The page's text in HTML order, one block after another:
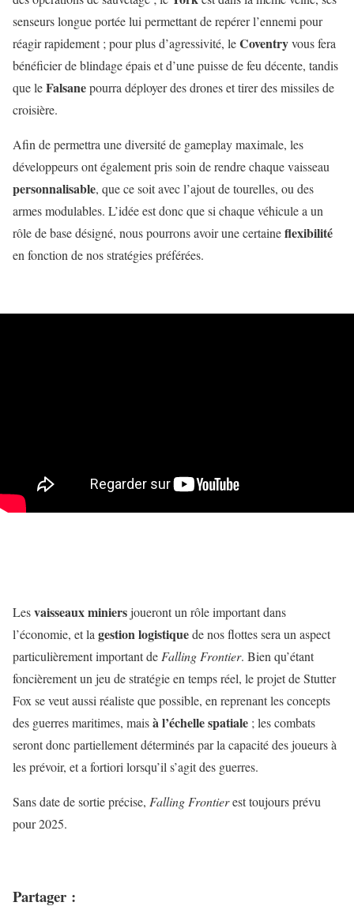
senseurs longue portée lui permettant de repérer l’ennemi pour
réagir rapidement ; pour plus d’agressivité, leCoventryvous fera
bénéficier de blindage épais et d’une puisse de feu décente, tandis
que leFalsanepourra déployer des drones et tirer des missiles de
croisière.
Afin de permettra une diversité de gameplay maximale, les
développeurs ont également pris soin de rendre chaque vaisseau
personnalisable, que ce soit avec l’ajout de tourelles, ou des
armes modulables. L’idée est donc que si chaque véhicule a un
rôle de base désigné, nous pourrons avoir une certaineflexibilité
en fonction de nos stratégies préférées.
Lesvaisseaux miniersjoueront un rôle important dans
l’économie, et la gestion logistiquede nos flottes sera un aspect
particulièrement important de Falling Frontier. Bien qu’étant
foncièrement un jeu de stratégie en temps réel, le projet de Stutter
Fox se veut aussi réaliste que possible, en reprenant les concepts
des guerres maritimes, maisà l’échelle spatiale ; les combats
seront donc partiellement déterminés par la capacité des joueurs à
les prévoir, et a fortiori lorsqu’il s’agit des guerres.
Sans date de sortie précise, Falling Frontierest toujours prévu
pour 2025.
Partager :